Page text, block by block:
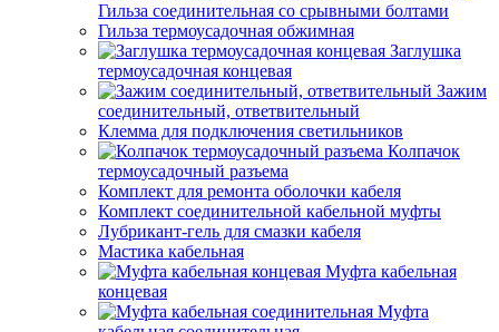
Гильза соединительная со срывными болтами
Гильза термоусадочная обжимная
Заглушка
термоусадочная концевая
Зажим
соединительный, ответвительный
Клемма для подключения светильников
Колпачок
термоусадочный разъема
Комплект для ремонта оболочки кабеля
Комплект соединительной кабельной муфты
Лубрикант-гель для смазки кабеля
Мастика кабельная
Муфта кабельная
концевая
Муфта